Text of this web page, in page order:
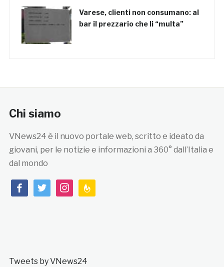
Varese, clienti non consumano: al
bar il prezzario che li “multa”
Chi siamo
VNews24 è il nuovo portale web, scritto e ideato da
giovani, per le notizie e informazioni a 360° dall’Italia e
dal mondo
facebooktwitterinstagramfeedburner
Tweets by VNews24